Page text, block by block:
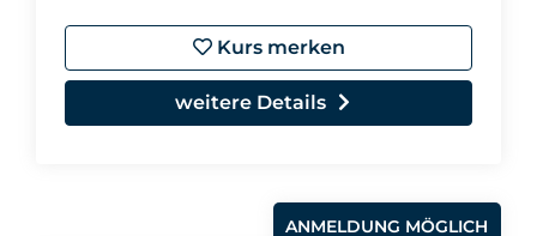
Kurs merken
weitere Details
ANMELDUNG MÖGLICH